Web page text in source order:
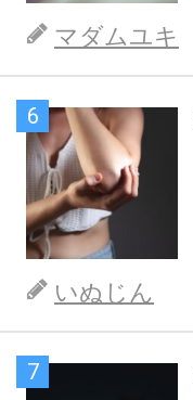
マダムユキ
6
いぬじん
7